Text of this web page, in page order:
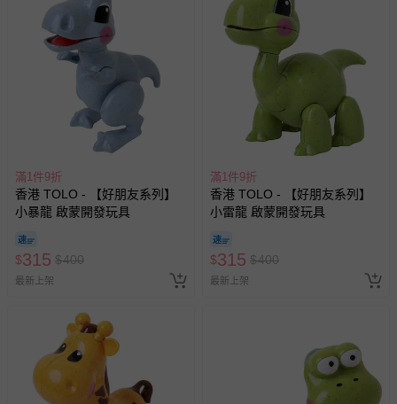
滿1件9折
香港 TOLO - 【好朋友系列】
小暴龍 啟蒙開發玩具
$315 $400
最新上架
滿1件9折
香港 TOLO - 【好朋友系列】
小雷龍 啟蒙開發玩具
$315 $400
最新上架